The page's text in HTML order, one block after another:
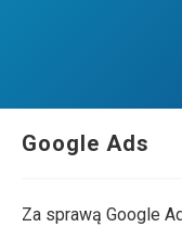
Google Ads
Za sprawą Google